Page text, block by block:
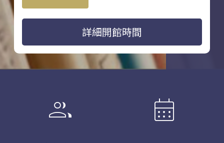
詳細開館時間
group calendar_month